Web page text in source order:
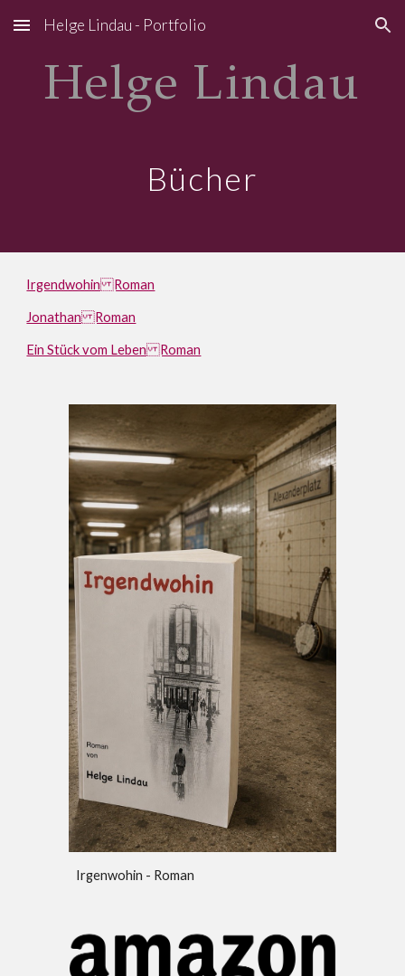
Skip to main content Skip to navigation
Helge Lindau - Portfolio
Helge Lindau
Bücher
Irgendwohin Roman
Jonathan Roman
Ein Stück vom Leben Roman
Irgenwohin - Roman